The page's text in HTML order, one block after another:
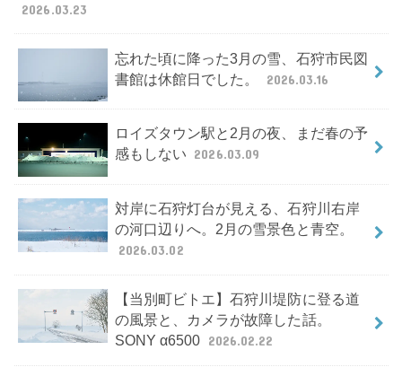
2026.03.23
忘れた頃に降った3月の雪、石狩市民図
書館は休館日でした。
2026.03.16
ロイズタウン駅と2月の夜、まだ春の予
感もしない 2026.03.09
対岸に石狩灯台が見える、石狩川右岸
の河口辺りへ。2月の雪景色と青空。
2026.03.02
【当別町ビトエ】石狩川堤防に登る道
の風景と、カメラが故障した話。
SONY α6500 2026.02.22